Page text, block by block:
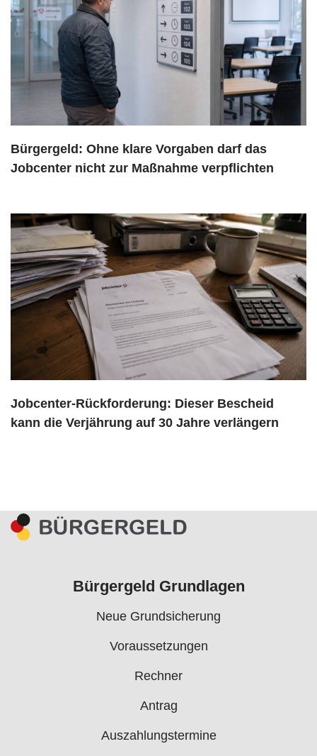
Bürgergeld: Ohne klare Vorgaben darf das
Jobcenter nicht zur Maßnahme verpflichten
Jobcenter-Rückforderung: Dieser Bescheid
kann die Verjährung auf 30 Jahre verlängern
Bürgergeld Grundlagen
Neue Grundsicherung
Voraussetzungen
Rechner
Antrag
Auszahlungstermine